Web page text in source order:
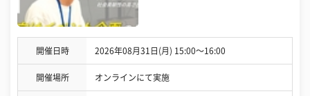
開催日時 2026年08月31日(月) 15:00〜16:00
開催場所 オンラインにて実施